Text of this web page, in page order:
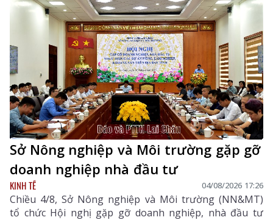
Sở Nông nghiệp và Môi trường gặp gỡ
doanh nghiệp nhà đầu tư
KINH TẾ 04/08/2026 17:26
Chiều 4/8, Sở Nông nghiệp và Môi trường (NN&MT)
tổ chức Hội nghị gặp gỡ doanh nghiệp, nhà đầu tư